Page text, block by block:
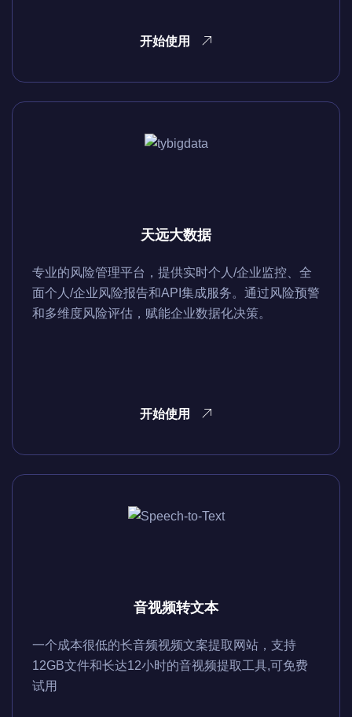
开始使用
天远大数据
专业的风险管理平台，提供实时个人/企业监控、全
面个人/企业风险报告和API集成服务。通过风险预警
和多维度风险评估，赋能企业数据化决策。
开始使用
音视频转文本
一个成本很低的长音频视频文案提取网站，支持
12GB文件和长达12小时的音视频提取工具,可免费
试用